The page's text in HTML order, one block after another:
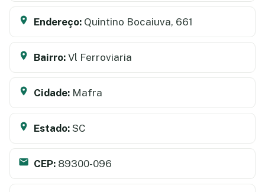
Endereço: Quintino Bocaiuva, 661
Bairro: Vl Ferroviaria
Cidade: Mafra
Estado: SC
CEP: 89300-096